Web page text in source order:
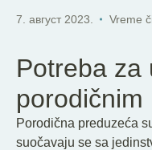
7. август 2023. Vreme
Potreba za
Porodična preduzeća
suočavaju se sa